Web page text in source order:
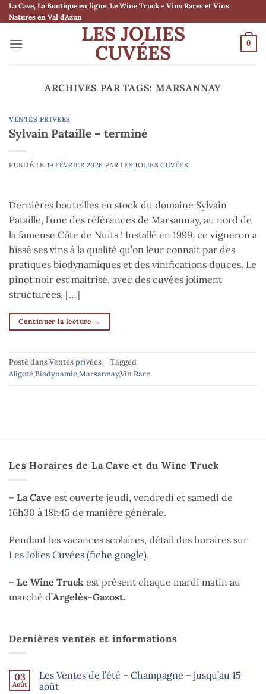
Passer
au
La Cave, La Boutique en ligne, Le Wine Truck - Vins Rares et Vins
Natures en Val d'Azun
LES JOLIES
CUVÉES 0
ARCHIVES PAR TAGS: MARSANNAY
VENTES PRIVÉES
Sylvain Pataille – terminé
PUBLIÉ LE 19 FÉVRIER 2026 PAR LES JOLIES CUVÉES
Dernières bouteilles en stock du domaine Sylvain
Pataille, l’une des références de Marsannay, au nord de
la fameuse Côte de Nuits ! Installé en 1999, ce vigneron a
hissé ses vins à la qualité qu’on leur connait par des
pratiques biodynamiques et des vinifications douces. Le
pinot noir est maitrisé, avec des cuvées joliment
structurées, […]
Continuer la lecture →
Posté dansVentes privées | Tagged
Aligoté,Biodynamie,Marsannay,Vin Rare
Les Horaires de La Cave et du Wine Truck
– La Cave est ouverte jeudi, vendredi et samedi de
16h30 à 18h45 de manière générale.
Pendant les vacances scolaires, détail des horaires sur
Les Jolies Cuvées (fiche google),
– Le Wine Truck est présent chaque mardi matin au
marché d’Argelès-Gazost.
Dernières ventes et informations
03
Août
Les Ventes de l’été – Champagne – jusqu’au 15
août